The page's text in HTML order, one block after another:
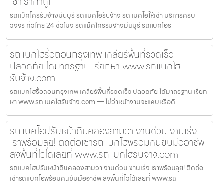
รถแม็คโครรับจ้างมีนบุรี รถแบคโฮรับจ้าง รถแบคโฮให้เช่า บริการครบ
วงจร ทั่วไทย 24 ชั่วโมง รถแม็คโครรับจ้างมีนบุรี รถแบคโฮรั
รถแบคโฮรื้อถอนกรุงเทพ เคลียร์พื้นที่รวดเร็ว
ปลอดภัย ได้มาตรฐาน เรียกหา www.รถแบคโฮ
รับจ้าง.com
รถแบคโฮรื้อถอนกรุงเทพ เคลียร์พื้นที่รวดเร็ว ปลอดภัย ได้มาตรฐาน เรียก
หา www.รถแบคโฮรับจ้าง.com — ไม่ว่าหน้างานจะแคบหรือดิ
รถแบคโฮปรับหน้าดินคลองสามวา งานด่วน งานเร่ง
เราพร้อมลุย! ติดต่อเช่ารถแบคโฮพร้อมคนขับมืออาชีพ
ลงพื้นที่ไวได้เลยที่ www.รถแบคโฮรับจ้าง.com
รถแบคโฮปรับหน้าดินคลองสามวา งานด่วน งานเร่ง เราพร้อมลุย! ติดต่อ
เช่ารถแบคโฮพร้อมคนขับมืออาชีพ ลงพื้นที่ไวได้เลยที่ www.รถ